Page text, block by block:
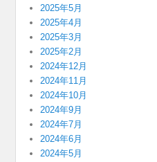
2025年5月
2025年4月
2025年3月
2025年2月
2024年12月
2024年11月
2024年10月
2024年9月
2024年7月
2024年6月
2024年5月